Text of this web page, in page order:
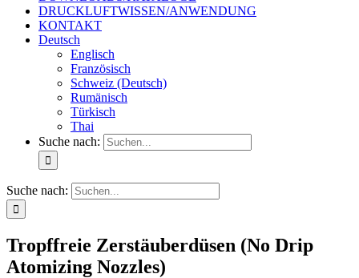
DRUCKLUFTWISSEN/ANWENDUNG
KONTAKT
Deutsch
Englisch
Französisch
Schweiz (Deutsch)
Rumänisch
Türkisch
Thai
Suche nach:
Suche nach:
Tropffreie Zerstäuberdüsen (No Drip
Atomizing Nozzles)